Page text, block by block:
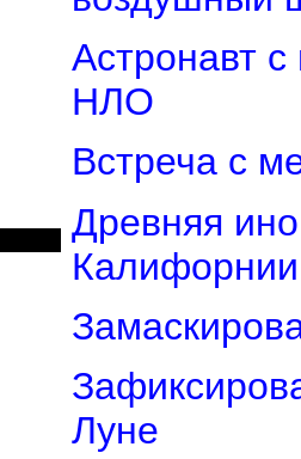
Астронавт
НЛО
Встреча с
Древняя
Калифорнии
Луне